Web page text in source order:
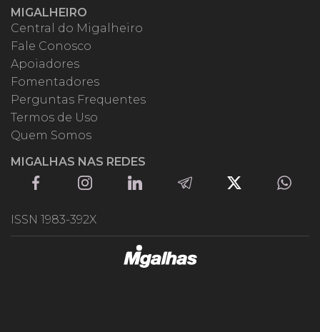
MIGALHEIRO
Central do Migalheiro
Fale Conosco
Apoiadores
Fomentadores
Perguntas Frequentes
Termos de Uso
Quem Somos
MIGALHAS NAS REDES
ISSN 1983-392X